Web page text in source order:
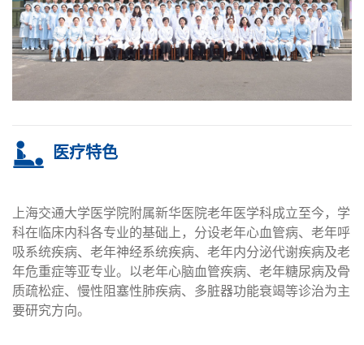
医疗特色
上海交通大学医学院附属新华医院老年医学科成立至今，学
科在临床内科各专业的基础上，分设老年心血管病、老年呼
吸系统疾病、老年神经系统疾病、老年内分泌代谢疾病及老
年危重症等亚专业。以老年心脑血管疾病、老年糖尿病及骨
质疏松症、慢性阻塞性肺疾病、多脏器功能衰竭等诊治为主
要研究方向。